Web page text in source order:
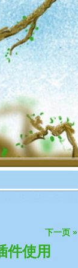
下一页 »
件使用